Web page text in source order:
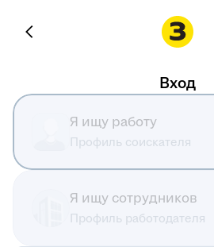
Вход
Я ищу работу
Профиль соискателя
Я ищу сотрудников
Профиль работодателя